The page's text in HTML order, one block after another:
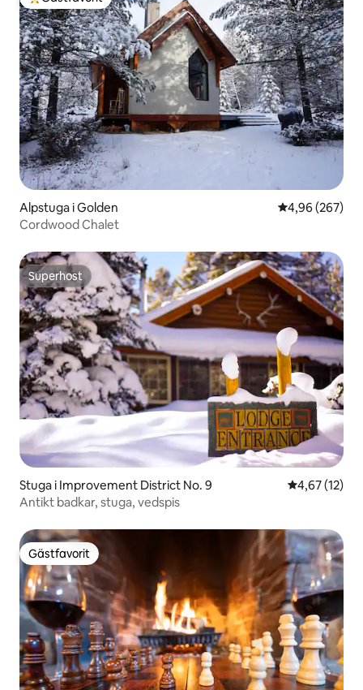
Populär gästfavorit
Alpstuga i Golden 4,96 av 5 i
4,96 (267)
Cordwood Chalet
Superhost
Superhost
Stuga i Improvement District No. 9 4,67 av 5 i
4,67 (12)
Antikt badkar, stuga, vedspis
Gästfavorit
Gästfavorit